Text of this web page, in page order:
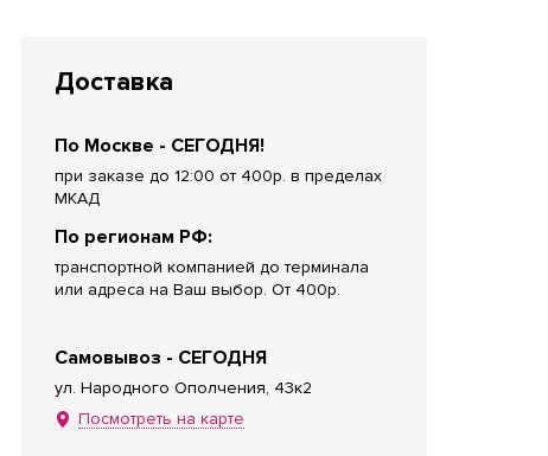
Доставка
По Москве - СЕГОДНЯ!
при заказе до 12:00 от 400р. в пределах
МКАД
По регионам РФ:
транспортной компанией до терминала
или адреса на Ваш выбор. От 400р.
Самовывоз - СЕГОДНЯ
ул. Народного Ополчения, 43к2
Посмотреть на карте